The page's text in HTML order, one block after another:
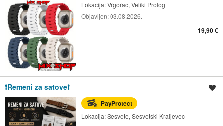
Lokacija:Vrgorac, Veliki Prolog
Objavljen:03.08.2026.
19,90 €
❗️Remeni za satove❗️
PayProtect
Lokacija:Sesvete, Sesvetski Kraljevec